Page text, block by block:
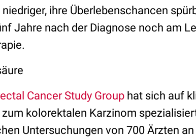
ihre Überlebenschancen
Jahre nach der Diagnose noch am
Cancer Study Group hat sich auf
kolorektalen Karzinom
Untersuchungen von 700 Ärzten an